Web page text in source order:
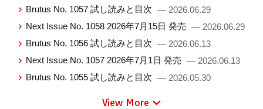
Brutus No. 1057 試し読みと目次 — 2026.06.29
Next Issue No. 1058 2026年7月15日 発売 — 2026.06.29
Brutus No. 1056 試し読みと目次 — 2026.06.13
Next Issue No. 1057 2026年7月1日 発売 — 2026.06.13
Brutus No. 1055 試し読みと目次 — 2026.05.30
View More